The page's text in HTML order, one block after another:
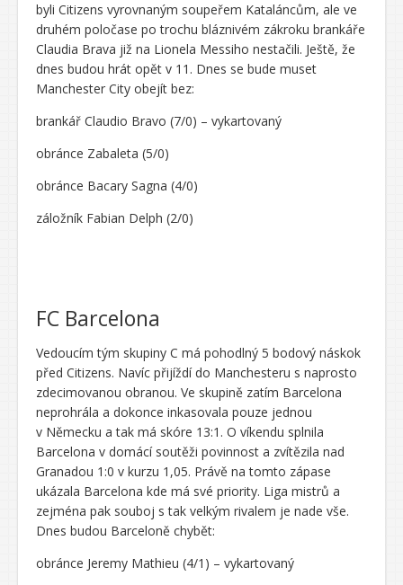
byli Citizens vyrovnaným soupeřem Kataláncům, ale ve
druhém poločase po trochu bláznivém zákroku brankáře
Claudia Brava již na Lionela Messiho nestačili. Ještě, že
dnes budou hrát opět v 11. Dnes se bude muset
Manchester City obejít bez:
brankář Claudio Bravo (7/0) – vykartovaný
obránce Zabaleta (5/0)
obránce Bacary Sagna (4/0)
záložník Fabian Delph (2/0)
FC Barcelona
Vedoucím tým skupiny C má pohodlný 5 bodový náskok
před Citizens. Navíc přijíždí do Manchesteru s naprosto
zdecimovanou obranou. Ve skupině zatím Barcelona
neprohrála a dokonce inkasovala pouze jednou
v Německu a tak má skóre 13:1. O víkendu splnila
Barcelona v domácí soutěži povinnost a zvítězila nad
Granadou 1:0 v kurzu 1,05. Právě na tomto zápase
ukázala Barcelona kde má své priority. Liga mistrů a
zejména pak souboj s tak velkým rivalem je nade vše.
Dnes budou Barceloně chybět:
obránce Jeremy Mathieu (4/1) – vykartovaný